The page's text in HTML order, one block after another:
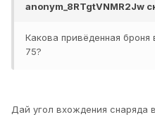
anonym_8RTgtVNMR2Jw
Какова привёденная
75?
Дай угол вхождения снаряда